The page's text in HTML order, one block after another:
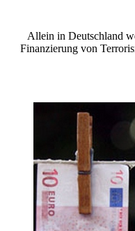
Allein in Deutschland
Finanzierung von